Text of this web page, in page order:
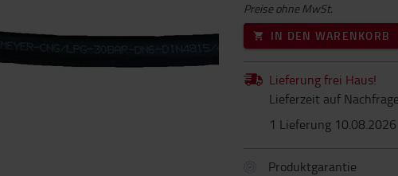
Preise ohne MwSt.
IN DEN WARENKORB
Lieferung frei Haus!
Lieferzeit auf
1 Lieferung 10.08.2026
Produktgarantie